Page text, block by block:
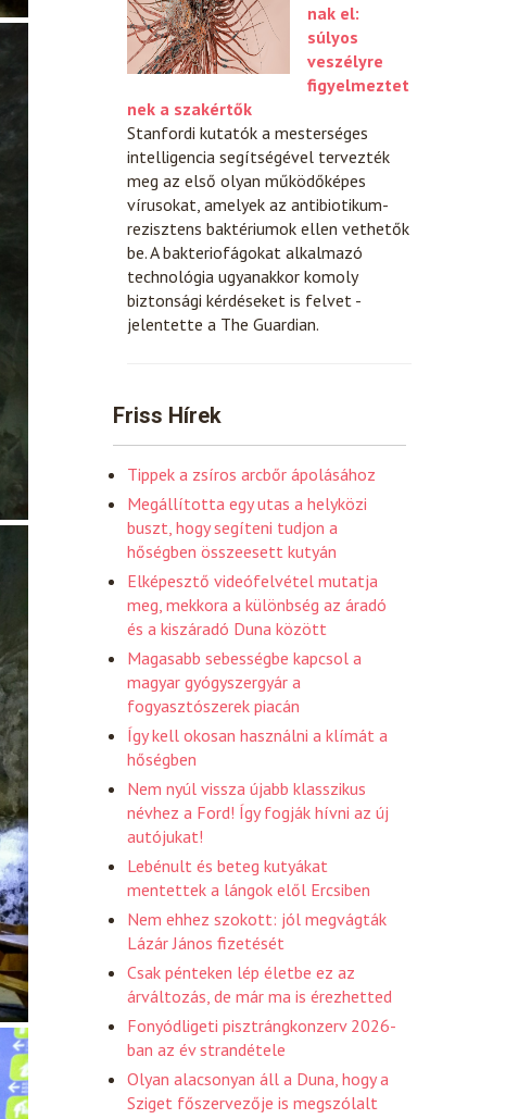
nak el:
súlyos
veszélyre
figyelmeztet
nek a szakértők
Stanfordi kutatók a mesterséges
intelligencia segítségével tervezték
meg az első olyan működőképes
vírusokat, amelyek az antibiotikum-
rezisztens baktériumok ellen vethetők
be. A bakteriofágokat alkalmazó
technológia ugyanakkor komoly
biztonsági kérdéseket is felvet -
jelentette a The Guardian.
Friss Hírek
Tippek a zsíros arcbőr ápolásához
Megállította egy utas a helyközi
buszt, hogy segíteni tudjon a
hőségben összeesett kutyán
Elképesztő videófelvétel mutatja
meg, mekkora a különbség az áradó
és a kiszáradó Duna között
Magasabb sebességbe kapcsol a
magyar gyógyszergyár a
fogyasztószerek piacán
Így kell okosan használni a klímát a
hőségben
Nem nyúl vissza újabb klasszikus
névhez a Ford! Így fogják hívni az új
autójukat!
Lebénult és beteg kutyákat
mentettek a lángok elől Ercsiben
Nem ehhez szokott: jól megvágták
Lázár János fizetését
Csak pénteken lép életbe ez az
árváltozás, de már ma is érezhetted
Fonyódligeti pisztrángkonzerv 2026-
ban az év strandétele
Olyan alacsonyan áll a Duna, hogy a
Sziget főszervezője is megszólalt